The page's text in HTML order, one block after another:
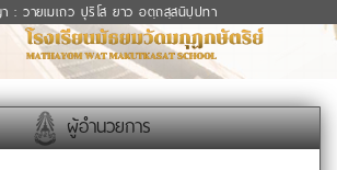
: วายเมเถว ปุริโส ยาว อตฺถสฺสนิปฺปทา
ผู้อำนวยการ